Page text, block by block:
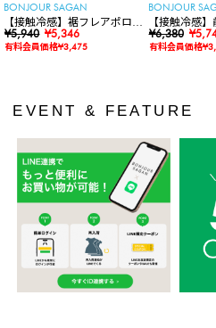
BONJOUR SAGAN
【接触冷感】裾フレアポロシ
ャツ
¥5,940 ¥5,346
有料会員価格¥3,475
BONJOUR
【接触冷感
カットワンピ
¥6,380
有料会員価格
EVENT & FEATURE